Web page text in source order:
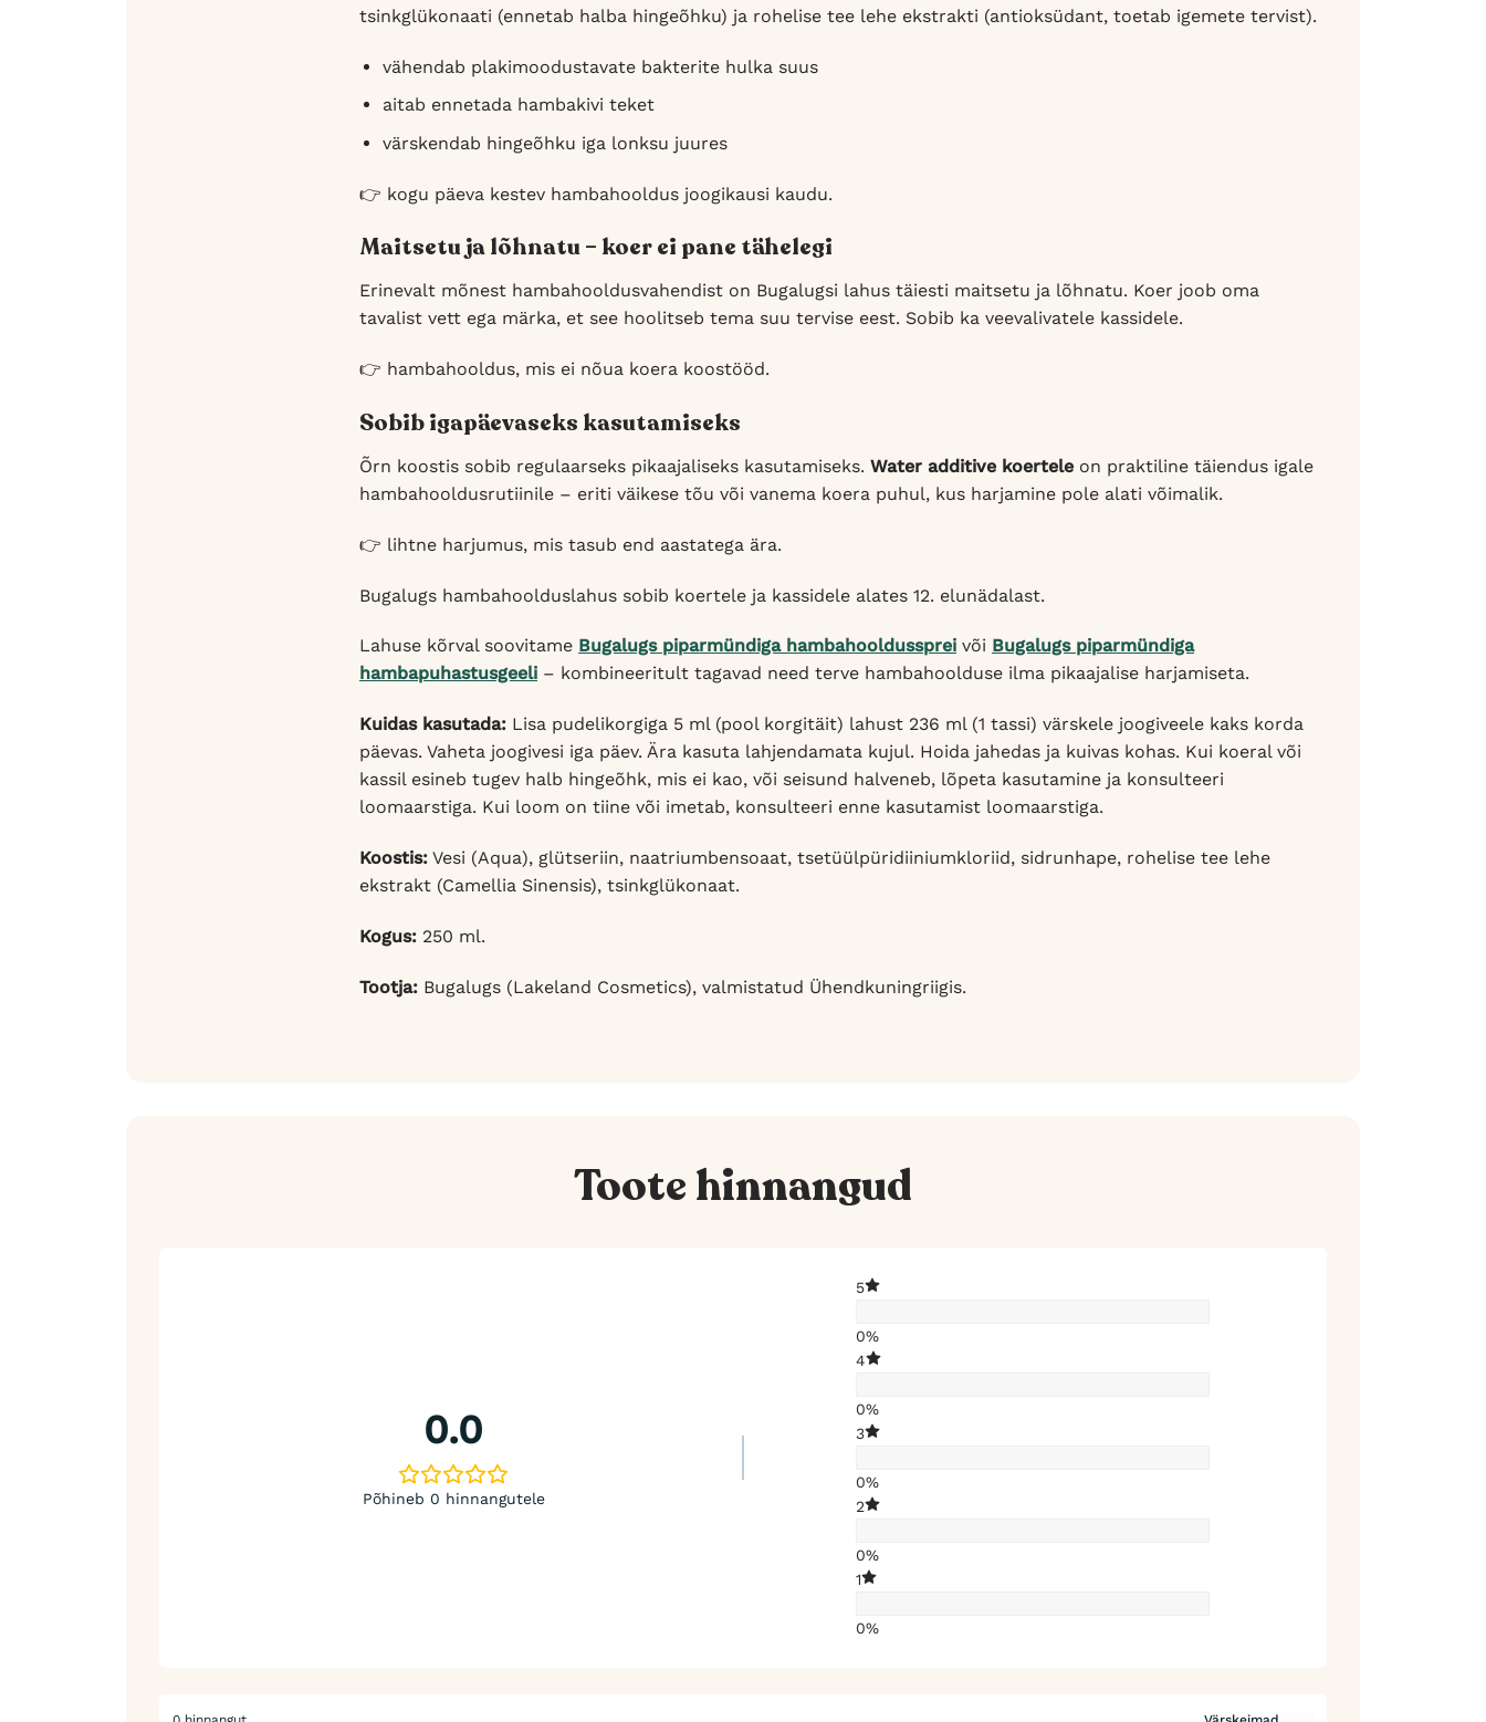
tsinkglükonaati (ennetab halba hingeõhku) ja rohelise tee lehe ekstrakti (antioksüdant, toetab igemete tervist).
vähendab plakimoodustavate bakterite hulka suus
aitab ennetada hambakivi teket
värskendab hingeõhku iga lonksu juures
👉 kogu päeva kestev hambahooldus joogikausi kaudu.
Maitsetu ja lõhnatu – koer ei pane tähelegi
Erinevalt mõnest hambahooldusvahendist on Bugalugsi lahus täiesti maitsetu ja lõhnatu. Koer joob oma
tavalist vett ega märka, et see hoolitseb tema suu tervise eest. Sobib ka veevalivatele kassidele.
👉 hambahooldus, mis ei nõua koera koostööd.
Sobib igapäevaseks kasutamiseks
Õrn koostis sobib regulaarseks pikaajaliseks kasutamiseks.Water additive koertele on praktiline täiendus igale
hambahooldusrutiinile – eriti väikese tõu või vanema koera puhul, kus harjamine pole alati võimalik.
👉 lihtne harjumus, mis tasub end aastatega ära.
Bugalugs hambahoolduslahus sobib koertele ja kassidele alates 12. elunädalast.
Lahuse kõrval soovitame Bugalugs piparmündiga hambahooldussprei või Bugalugs piparmündiga
hambapuhastusgeeli – kombineeritult tagavad need terve hambahoolduse ilma pikaajalise harjamiseta.
Kuidas kasutada: Lisa pudelikorgiga 5 ml (pool korgitäit) lahust 236 ml (1 tassi) värskele joogiveele kaks korda
päevas. Vaheta joogivesi iga päev. Ära kasuta lahjendamata kujul. Hoida jahedas ja kuivas kohas. Kui koeral või
kassil esineb tugev halb hingeõhk, mis ei kao, või seisund halveneb, lõpeta kasutamine ja konsulteeri
loomaarstiga. Kui loom on tiine või imetab, konsulteeri enne kasutamist loomaarstiga.
Koostis: Vesi (Aqua), glütseriin, naatriumbensoaat, tsetüülpüridiiniumkloriid, sidrunhape, rohelise tee lehe
ekstrakt (Camellia Sinensis), tsinkglükonaat.
Kogus: 250 ml.
Tootja: Bugalugs (Lakeland Cosmetics), valmistatud Ühendkuningriigis.
Toote hinnangud
0.0
Põhineb 0 hinnangutele
5
0%
4
0%
3
0%
2
0%
1
0%